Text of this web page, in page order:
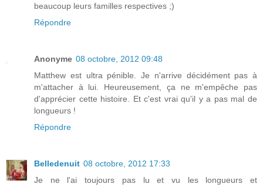
beaucoup leurs familles respectives ;)
Répondre
Anonyme 08 octobre, 2012 09:48
Matthew est ultra pénible. Je n'arrive décidément pas à
m'attacher à lui. Heureusement, ça ne m'empêche pas
d'apprécier cette histoire. Et c'est vrai qu'il y a pas mal de
longueurs !
Répondre
Belledenuit 08 octobre, 2012 17:33
Je ne l'ai toujours pas lu et vu les longueurs et